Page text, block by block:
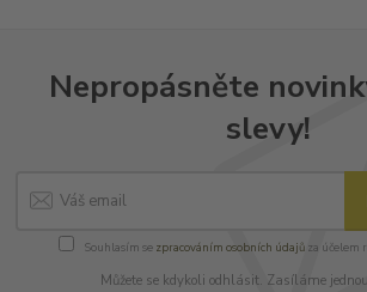
Nepropásněte
slevy!
Souhlasím se zpracováním osobních údajůza účelem
Můžete se kdykoli odhlásit. Zasíláme